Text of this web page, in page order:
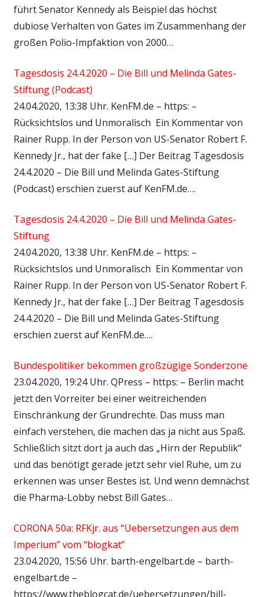
führt Senator Kennedy als Beispiel das höchst
dubiose Verhalten von Gates im Zusammenhang der
großen Polio-Impfaktion von 2000…
Tagesdosis 24.4.2020 – Die Bill und Melinda Gates-
Stiftung (Podcast)
24.04.2020, 13:38 Uhr. KenFM.de – https: –
Rücksichtslos und Unmoralisch Ein Kommentar von
Rainer Rupp. In der Person von US-Senator Robert F.
Kennedy Jr., hat der fake […] Der Beitrag Tagesdosis
24.4.2020 – Die Bill und Melinda Gates-Stiftung
(Podcast) erschien zuerst auf KenFM.de….
Tagesdosis 24.4.2020 – Die Bill und Melinda Gates-
Stiftung
24.04.2020, 13:38 Uhr. KenFM.de – https: –
Rücksichtslos und Unmoralisch Ein Kommentar von
Rainer Rupp. In der Person von US-Senator Robert F.
Kennedy Jr., hat der fake […] Der Beitrag Tagesdosis
24.4.2020 – Die Bill und Melinda Gates-Stiftung
erschien zuerst auf KenFM.de….
Bundespolitiker bekommen großzügige Sonderzone
23.04.2020, 19:24 Uhr. QPress – https: – Berlin macht
jetzt den Vorreiter bei einer weitreichenden
Einschränkung der Grundrechte. Das muss man
einfach verstehen, die machen das ja nicht aus Spaß.
Schließlich sitzt dort ja auch das „Hirn der Republik“
und das benötigt gerade jetzt sehr viel Ruhe, um zu
erkennen was unser Bestes ist. Und wenn demnächst
die Pharma-Lobby nebst Bill Gates…
CORONA 50a: RFKjr. aus “Uebersetzungen aus dem
Imperium” vom “blogkat”
23.04.2020, 15:56 Uhr. barth-engelbart.de – barth-
engelbart.de –
https://www.theblogcat.de/uebersetzungen/bill-